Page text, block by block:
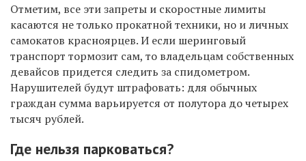
Отметим, все эти запреты и скоростные лимиты
касаются не только прокатной техники, но и личных
самокатов красноярцев. И если шеринговый
транспорт тормозит сам, то владельцам собственных
девайсов придется следить за спидометром.
Нарушителей будут штрафовать: для обычных
граждан сумма варьируется от полутора до четырех
тысяч рублей.
Где нельзя парковаться?